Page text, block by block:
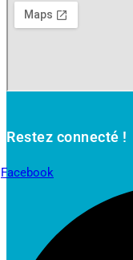
Restez connecté !
Facebook